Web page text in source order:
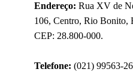
Endereço: Rua XV de
106, Centro, Rio Bonito,
CEP: 28.800-000.
Telefone: (021) 99563-